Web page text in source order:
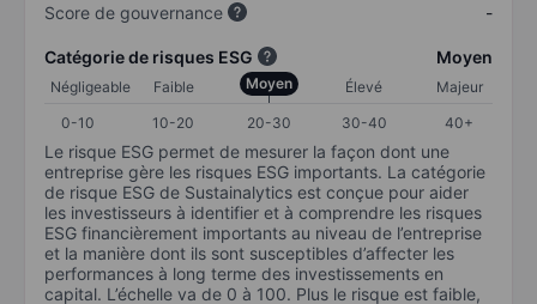
Score de gouvernance
-
Catégorie de risques ESG Moyen
Négligeable Faible Moyen Élevé
Majeur
0-10
10-20 20-30 30-40 40+
Le risque ESG permet de mesurer la façon dont une
entreprise gère les risques ESG importants. La catégorie
de risque ESG de Sustainalytics est conçue pour aider
les investisseurs à identifier et à comprendre les risques
ESG financièrement importants au niveau de l’entreprise
et la manière dont ils sont susceptibles d’affecter les
performances à long terme des investissements en
capital. L’échelle va de 0 à 100. Plus le risque est faible,